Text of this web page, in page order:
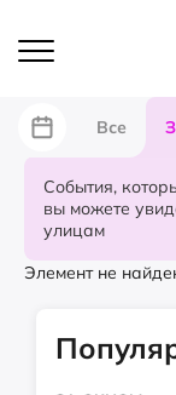
Все
События,
вы можете
улицам
Элемент не